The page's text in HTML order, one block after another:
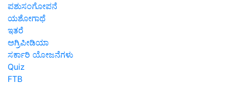
ಪಶುಸಂಗೋಪನೆ
ಯಶೋಗಾಥೆ
ಇತರೆ
ಅಗ್ರಿಪೀಡಿಯಾ
ಸರ್ಕಾರಿ ಯೋಜನೆಗಳು
Quiz
FTB